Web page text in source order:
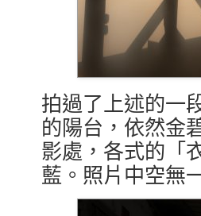
拍過了上述的一
的陽台，依然金
影處，各式的「
藍。照片中空無